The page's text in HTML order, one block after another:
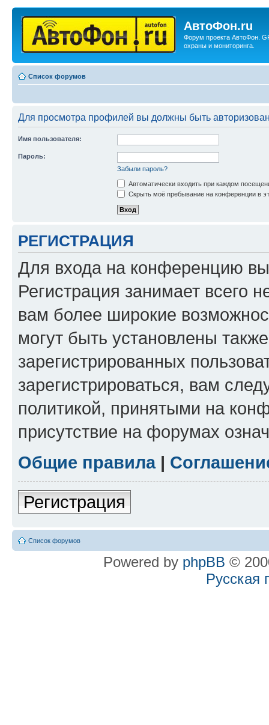
АвтоФон.ru
Форум проекта АвтоФон.
охраны и мониторинга.
Список форумов
Для просмотра профилей вы должны быть
Имя пользователя:
Пароль:
Забыли пароль?
Автоматически входить при каждом
Скрыть моё пребывание на конференции в
РЕГИСТРАЦИЯ
Для входа на конференцию
Регистрация занимает всего
вам более широкие
могут быть установлены
зарегистрированных
зарегистрироваться, вам
политикой, принятыми на
присутствие на форумах
Общие правила|
Регистрация
Список форумов
Powered by phpBB ©
Русская